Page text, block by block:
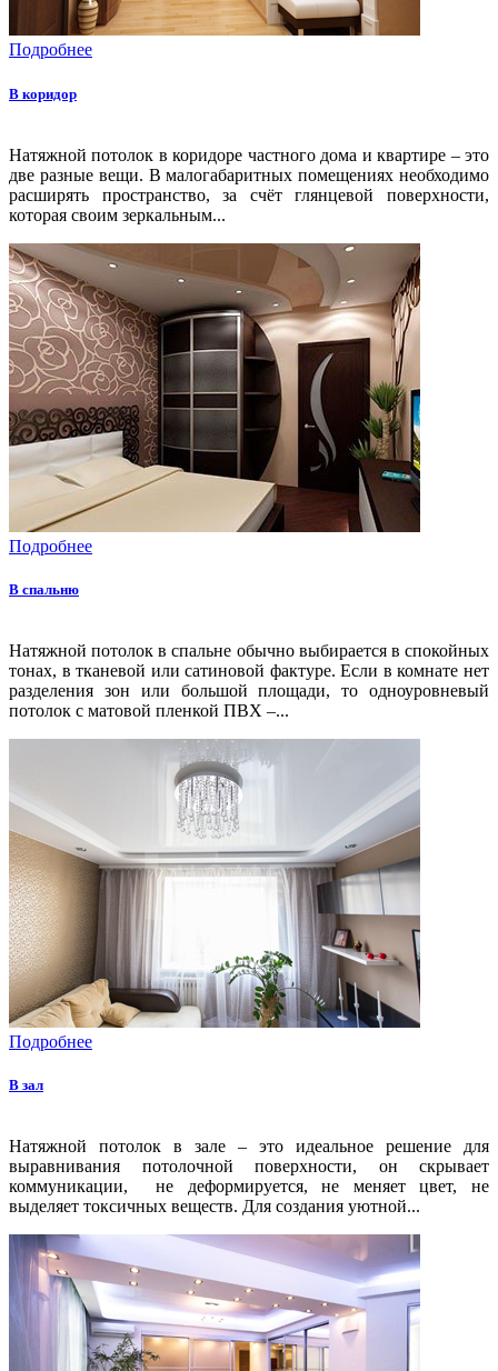
Подробнее
В коридор
Натяжной потолок в коридоре частного дома и квартире – это
две разные вещи. В малогабаритных помещениях необходимо
расширять пространство, за счёт глянцевой поверхности,
которая своим зеркальным...
Подробнее
В спальню
Натяжной потолок в спальне обычно выбирается в спокойных
тонах, в тканевой или сатиновой фактуре. Если в комнате нет
разделения зон или большой площади, то одноуровневый
потолок с матовой пленкой ПВХ –...
Подробнее
В зал
Натяжной потолок в зале – это идеальное решение для
выравнивания потолочной поверхности, он скрывает
коммуникации, не деформируется, не меняет цвет, не
выделяет токсичных веществ. Для создания уютной...